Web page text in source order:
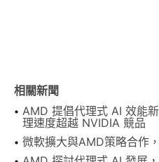
相關新聞
AMD 提倡代理式 AI 效能
理速度超越 NVIDIA 競品
微軟擴大與AMD策略合作